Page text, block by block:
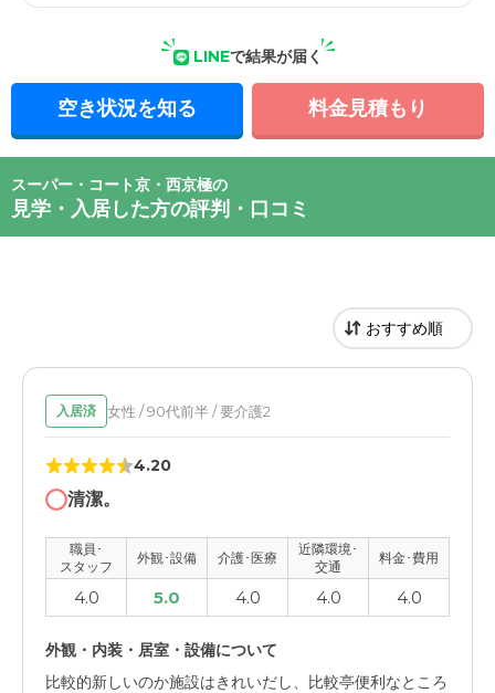
LINEで結果が届く
空き状況を知る 料金見積もり
スーパー・コート京・西京極の
見学・入居した方の評判・口コミ
入居済 女性 / 90代前半 / 要介護2
4.20
清潔。
職員･
スタッフ
外観･設備 介護･医療
近隣環境･
交通
料金･費用
4.0 5.0 4.0 4.0 4.0
外観・内装・居室・設備について
比較的新しいのか施設はきれいだし、比較亭便利なところ